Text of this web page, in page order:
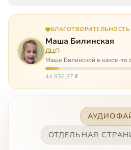
БЛАГОТВОРИТЕЛЬНОСТЬ
Маша Билинская
ДЦП
Маше Билинской в каком-то
церебральный паралич
всё-таки есть диагноз и
44 836,37 ₽
ОТДЕЛЬНАЯ